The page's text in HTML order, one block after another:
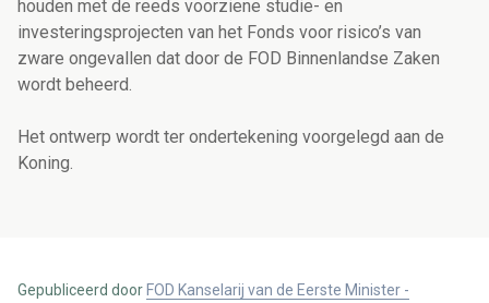
houden met de reeds voorziene studie- en
investeringsprojecten van het Fonds voor risico’s van
zware ongevallen dat door de FOD Binnenlandse Zaken
wordt beheerd.
Het ontwerp wordt ter ondertekening voorgelegd aan de
Koning.
Gepubliceerd door FOD Kanselarij van de Eerste Minister -